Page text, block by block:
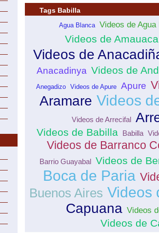
Tags Babilla
Agua Blanca Videos de Agua
Videos de Amauaca
Videos de
Anacadinya Videos de
Anegadizo Videos de Apure Apure
Aramare Videos
Videos de Arrecifal
Videos de Babilla Babilla
Videos de Barranco
Barrio Guayabal Videos de
Boca de Paria
Buenos Aires Videos
Capuana Videos
Videos de